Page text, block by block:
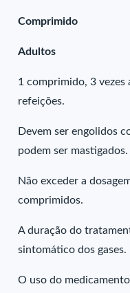
Comprimido
Adultos
1 comprimido, 3 vezes
refeições.
Devem ser engolidos
podem ser mastigados.
Não exceder a
comprimidos.
A duração do
sintomático dos gases.
O uso do